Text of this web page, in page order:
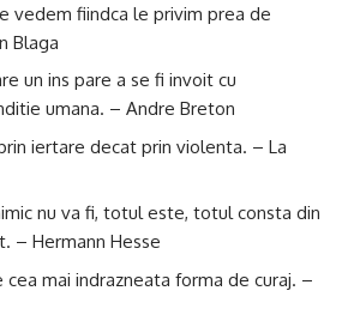
vedem fiindca le privim prea de
Blaga
un ins pare a se fi invoit cu
umana. – Andre Breton
iertare decat prin violenta. – La
nu va fi, totul este, totul consta din
– Hermann Hesse
mai indrazneata forma de curaj. –